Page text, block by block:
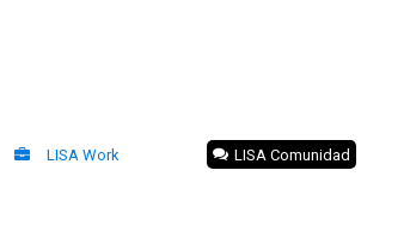
LISA Comunidad
LISA Work